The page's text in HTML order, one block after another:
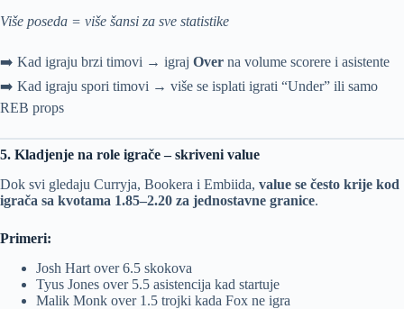
Više poseda = više šansi za sve statistike
➡️ Kad igraju brzi timovi → igraj Over na volume scorere i asistente
➡️ Kad igraju spori timovi → više se isplati igrati “Under” ili samo
REB props
5. Kladjenje na role igrače – skriveni value
Dok svi gledaju Curryja, Bookera i Embiida, value se često krije kod
igrača sa kvotama 1.85–2.20 za jednostavne granice.
Primeri:
Josh Hart over 6.5 skokova
Tyus Jones over 5.5 asistencija kad startuje
Malik Monk over 1.5 trojki kada Fox ne igra